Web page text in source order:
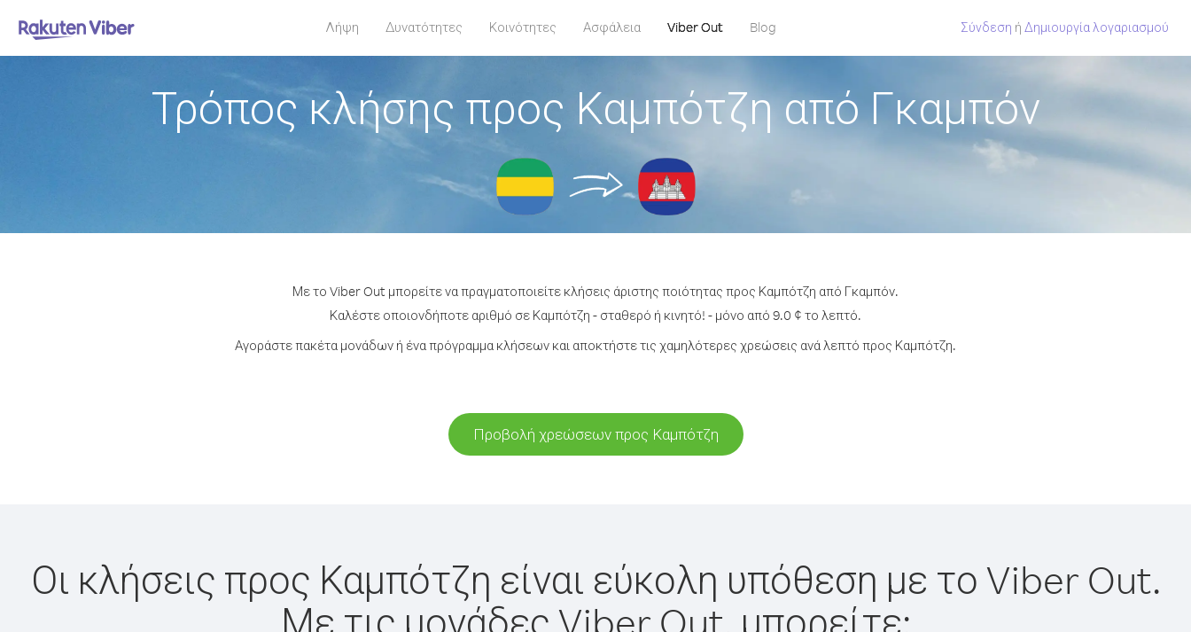
Λήψη Δυνατότητες Κοινότητες Ασφάλεια Viber Out Blog Σύνδεση ή Δημιουργία λογαριασμού
Τρόπος κλήσης προς Καμπότζη από Γκαμπόν
Με το Viber Out μπορείτε να πραγματοποιείτε κλήσεις άριστης ποιότητας προς Καμπότζη από Γκαμπόν.
Καλέστε οποιονδήποτε αριθμό σε Καμπότζη - σταθερό ή κινητό! - μόνο από 9.0 ¢ το λεπτό.
Αγοράστε πακέτα μονάδων ή ένα πρόγραμμα κλήσεων και αποκτήστε τις χαμηλότερες χρεώσεις ανά λεπτό προς Καμπότζη.
Προβολή χρεώσεων προς Καμπότζη
Οι κλήσεις προς Καμπότζη είναι εύκολη υπόθεση με το Viber Out.
Με τις μονάδες Viber Out, μπορείτε: